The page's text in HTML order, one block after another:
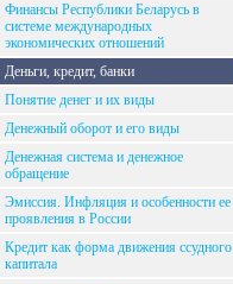
Финансы Республики Беларусь в
системе международных
экономических отношений
Деньги, кредит, банки
Понятие денег и их виды
Денежный оборот и его виды
Денежная система и денежное
обращение
Эмиссия. Инфляция и особенности ее
проявления в России
Кредит как форма движения ссудного
капитала